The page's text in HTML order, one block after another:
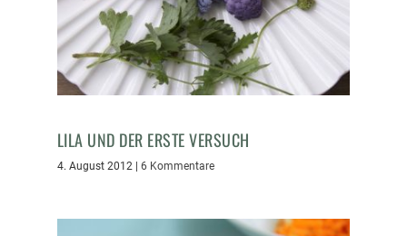
LILA UND DER ERSTE VERSUCH
4. August 2012 | 6 Kommentare